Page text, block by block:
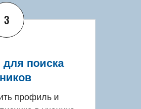
3
для поиска
профиль и